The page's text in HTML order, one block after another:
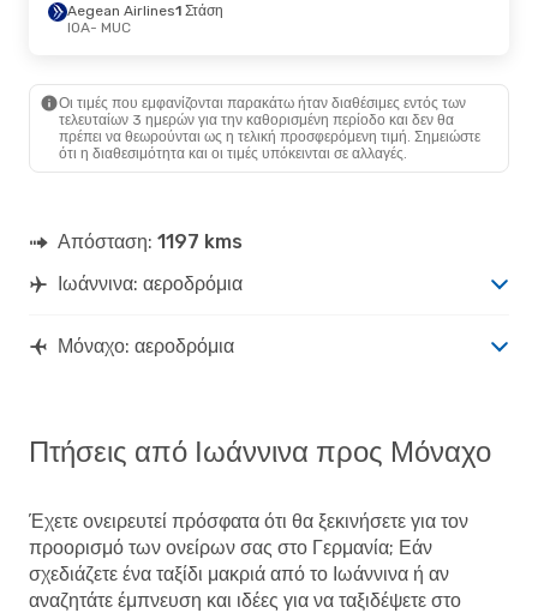
Aegean Airlines1 Στάση
IOA- MUC
Οι τιμές που εμφανίζονται παρακάτω ήταν διαθέσιμες εντός των
τελευταίων 3 ημερών για την καθορισμένη περίοδο και δεν θα
πρέπει να θεωρούνται ως η τελική προσφερόμενη τιμή. Σημειώστε
ότι η διαθεσιμότητα και οι τιμές υπόκεινται σε αλλαγές.
Απόσταση: 1197 kms
Ιωάννινα: αεροδρόμια
Μόναχο: αεροδρόμια
Πτήσεις από Ιωάννινα προς Μόναχο
Έχετε ονειρευτεί πρόσφατα ότι θα ξεκινήσετε για τον
προορισμό των ονείρων σας στο Γερμανία; Εάν
σχεδιάζετε ένα ταξίδι μακριά από το Ιωάννινα ή αν
αναζητάτε έμπνευση και ιδέες για να ταξιδέψετε στο